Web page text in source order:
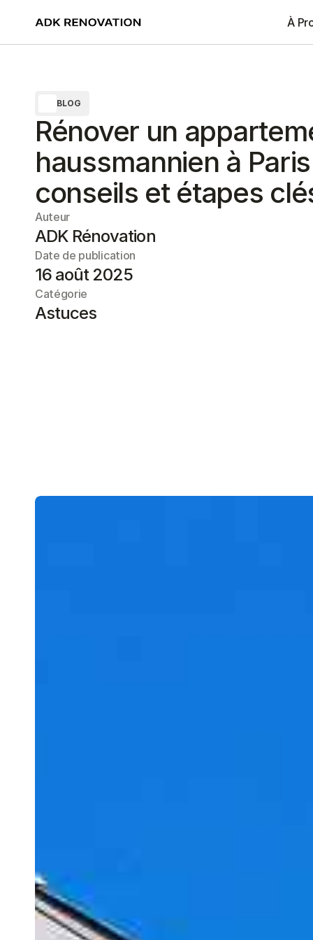
À
BLOG
Rénover un
haussmannien à
conseils et étapes
Auteur
ADK Rénovation
Date de publication
16 août 2025
Catégorie
Astuces